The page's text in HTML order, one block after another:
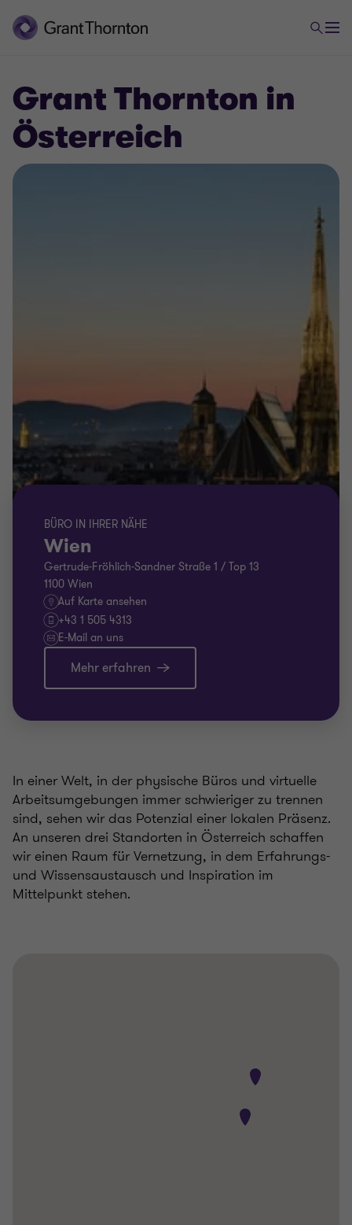
Grant Thornton in
Österreich
BÜRO IN IHRER NÄHE
Wien
Gertrude-Fröhlich-Sandner Straße 1 / Top 13
1100 Wien
Auf Karte ansehen
+43 1 505 4313
E-Mail an uns
Mehr erfahren
In einer Welt, in der physische Büros und virtuelle
Arbeitsumgebungen immer schwieriger zu trennen
sind, sehen wir das Potenzial einer lokalen Präsenz.
An unseren drei Standorten in Österreich schaffen
wir einen Raum für Vernetzung, in dem Erfahrungs-
und Wissensaustausch und Inspiration im
Mittelpunkt stehen.